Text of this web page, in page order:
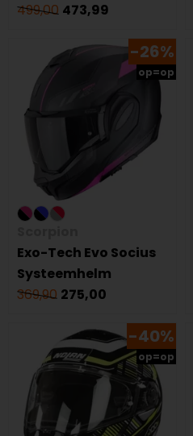
499,00 473,99
-26%
op=op
Exo-Tech Evo Socius
Systeemhelm
369,90 275,00
-40%
op=op